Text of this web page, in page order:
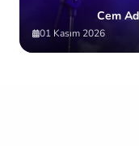
Cem
01 Kasım 2026